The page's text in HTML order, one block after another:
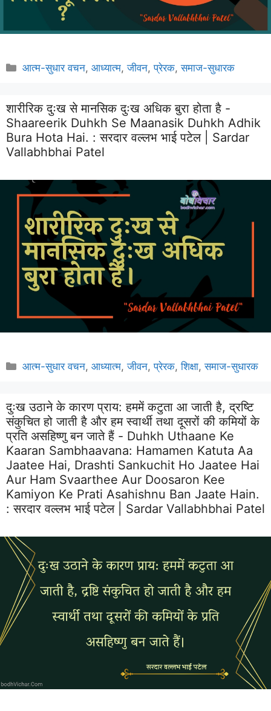
Categories
आत्म-सुधार वचन,आध्यात्म,जीवन,प्रेरक,समाज-सुधारक
शारीरिक दुःख से मानसिक दुःख अधिक बुरा होता है -
Shaareerik Duhkh Se Maanasik Duhkh Adhik
Bura Hota Hai. :सरदार वल्लभ भाई पटेल | Sardar
Vallabhbhai Patel
Categories
आत्म-सुधार वचन,आध्यात्म,जीवन,प्रेरक,शिक्षा,समाज-सुधारक
दुःख उठाने के कारण प्राय: हममें कटुता आ जाती है, द्रष्टि
संकुचित हो जाती है और हम स्वार्थी तथा दूसरों की कमियों के
प्रति असहिष्णु बन जाते हैं - Duhkh Uthaane Ke
Kaaran Sambhaavana: Hamamen Katuta Aa
Jaatee Hai, Drashti Sankuchit Ho Jaatee Hai
Aur Ham Svaarthee Aur Doosaron Kee
Kamiyon Ke Prati Asahishnu Ban Jaate Hain.
:सरदार वल्लभ भाई पटेल | Sardar Vallabhbhai Patel